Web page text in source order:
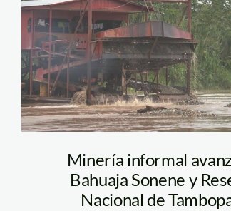
Minería informal
Bahuaja Sonene y
Nacional de